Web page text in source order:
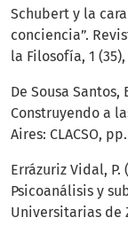
Schubert y la
conciencia”.
la Filosofía, 1 (35),
De Sousa
Construyendo a
Aires: CLACSO,
Errázuriz Vidal,
Psicoanálisis y
Universitarias de